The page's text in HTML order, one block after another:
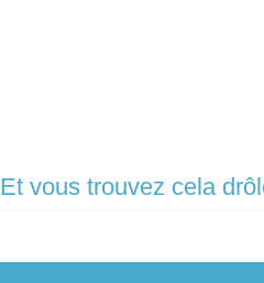
Et vous trouvez cela